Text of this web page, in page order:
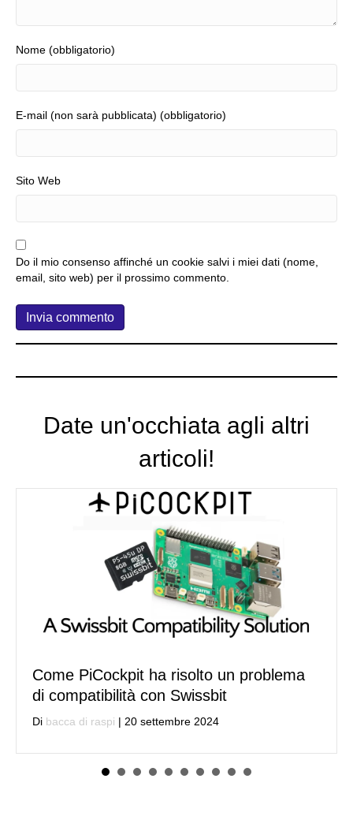
Nome (obbligatorio)
E-mail (non sarà pubblicata) (obbligatorio)
Sito Web
Do il mio consenso affinché un cookie salvi i miei dati (nome,
email, sito web) per il prossimo commento.
Date un'occhiata agli altri
articoli!
Stiamo eliminando le nostre
per sensori
Dibacca di raspi |11 luglio 2024